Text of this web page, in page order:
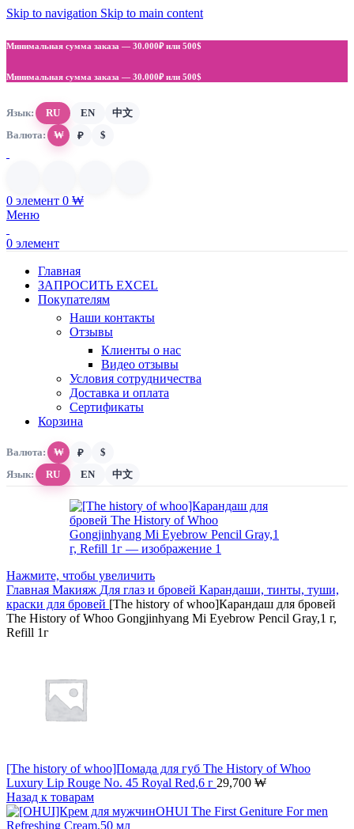
Skip to navigation Skip to main content
Минимальная сумма заказа — 30.000₽ или 500$
Минимальная сумма заказа — 30.000₽ или 500$
Язык: RU EN
中文
Валюта:
₩ ₽ $
0 элемент 0 ₩
Меню
0 элемент
Главная
ЗАПРОСИТЬ EXCEL
Покупателям
Наши контакты
Отзывы
Клиенты о нас
Видео отзывы
Условия сотрудничества
Доставка и оплата
Сертификаты
Корзина
Валюта: ₩ ₽
$
Язык:
RU EN 中文
Нажмите, чтобы увеличить
Главная Макияж Для глаз и бровей Карандаши, тинты, туши,
краски для бровей [The history of whoo]Карандаш для бровей
The History of Whoo Gongjinhyang Mi Eyebrow Pencil Gray,1 г,
Refill 1г
[The history of whoo]Помада для губ The History of Whoo
Luxury Lip Rouge No. 45 Royal Red,6 г 29,700 ₩
Назад к товарам